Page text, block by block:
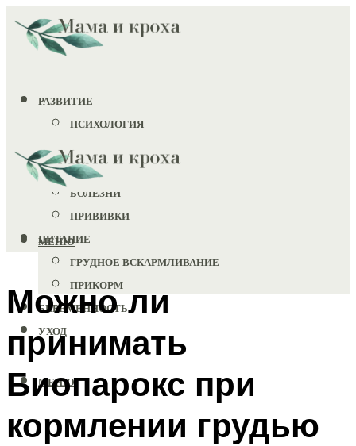
РАЗВИТИЕ
ПСИХОЛОГИЯ
ИГРУШКИ
ЗДОРОВЬЕ
БОЛЕЗНИ
ПРИВИВКИ
ПИТАНИЕ
ГРУДНОЕ ВСКАРМЛИВАНИЕ
ПРИКОРМ
БЕРЕМЕННОСТЬ
УХОД
МЕНЮ
МЕНЮ
Можно ли
принимать
Биопарокс при
кормлении грудью